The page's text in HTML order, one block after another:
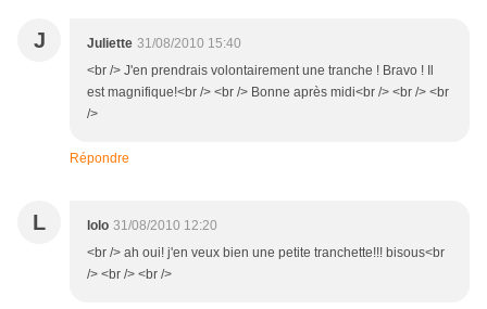
J Juliette 31/08/2010 15:40
<br /> J'en prendrais volontairement une tranche ! Bravo ! Il
est magnifique!<br /> <br /> Bonne après midi<br /> <br /> <br
/>
Répondre
L lolo 31/08/2010 12:20
<br /> ah oui! j'en veux bien une petite tranchette!!! bisous<br
/> <br /> <br />